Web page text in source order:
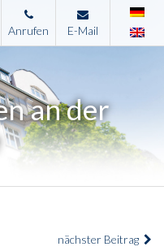
Anrufen E-Mail
an der
nächster Beitrag